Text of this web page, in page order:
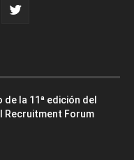
la 11ª edición del
Recruitment Forum